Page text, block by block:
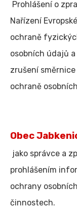
Prohlášení o
Nařízení
ochraně
osobních údajů
zrušení
ochraně
Obec
jako správce a
prohlášením
ochrany
činnostech.